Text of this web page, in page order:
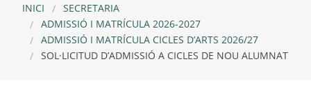
INICI
SECRETARIA
ADMISSIÓ I MATRÍCULA 2026-2027
ADMISSIÓ I MATRÍCULA CICLES D’ARTS 2026/27
SOL·LICITUD D’ADMISSIÓ A CICLES DE NOU ALUMNAT